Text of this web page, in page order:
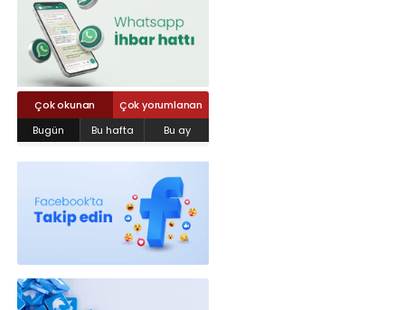
Çok okunan
Çok yorumlanan
Bugün
Bu hafta Bu ay
Yahya Kaptan Mahallesi Akkavaklar
kocaelisokak@gmail.com